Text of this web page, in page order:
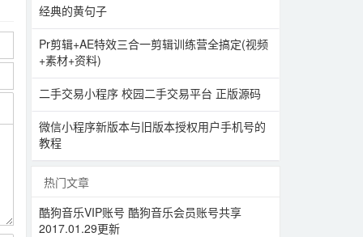
经典的黄句子
Pr剪辑+AE特效三合一剪辑训练营全搞定(视频
+素材+资料)
二手交易小程序 校园二手交易平台 正版源码
微信小程序新版本与旧版本授权用户手机号的
教程
热门文章
酷狗音乐VIP账号 酷狗音乐会员账号共享
2017.01.29更新